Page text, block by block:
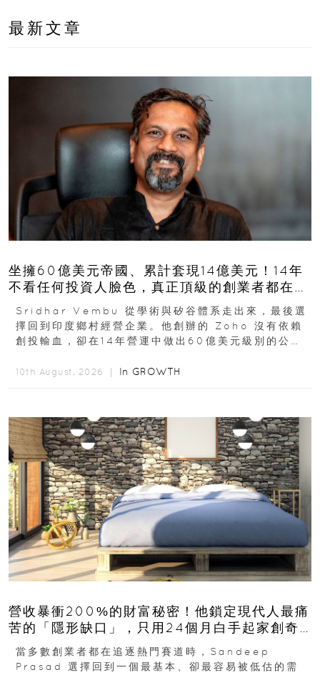
最新文章
坐擁60億美元帝國、累計套現14億美元！14年
不看任何投資人臉色，真正頂級的創業者都在賭
Sridhar Vembu 從學術與矽谷體系走出來，最後選
擇回到印度鄉村經營企業。他創辦的 Zoho 沒有依賴
創投輸血，卻在14年營運中做出60億美元級別的公
10th August, 2026 ｜ In GROWTH
營收暴衝200%的財富秘密！他鎖定現代人最痛
苦的「隱形缺口」，只用24個月白手起家創奇
蹟
當多數創業者都在追逐熱門賽道時，Sandeep
Prasad 選擇回到一個最基本、卻最容易被低估的需